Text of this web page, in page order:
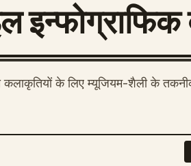
के लिए म्यूजियम-शैली के